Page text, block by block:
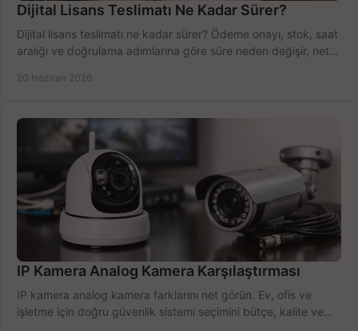
Dijital Lisans Teslimatı Ne Kadar Sürer?
Dijital lisans teslimatı ne kadar sürer? Ödeme onayı, stok, saat
aralığı ve doğrulama adımlarına göre süre neden değişir, net
20 Haziran 2026
IP Kamera Analog Kamera Karşılaştırması
IP kamera analog kamera farklarını net görün. Ev, ofis ve
işletme için doğru güvenlik sistemi seçimini bütçe, kalite ve